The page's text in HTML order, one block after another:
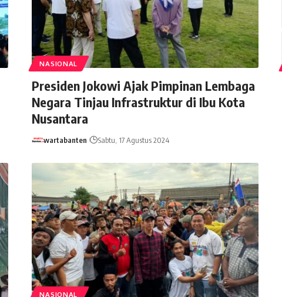
NASIONAL
Presiden Jokowi Ajak Pimpinan Lembaga
Negara Tinjau Infrastruktur di Ibu Kota
Nusantara
wartabanten Sabtu, 17 Agustus 2024
NASIONAL